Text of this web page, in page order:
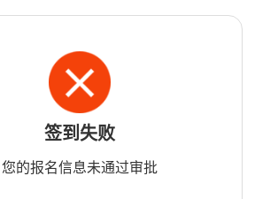
签到失败
您的报名信息未通过审批